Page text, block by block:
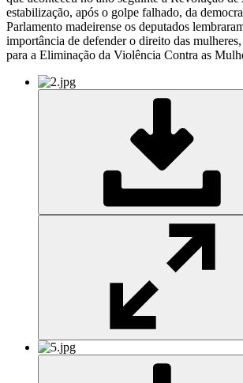
estabilização, após o golpe falhado, da
Parlamento madeirense os deputados
importância de defender o direito das
para a Eliminação da Violência Contra as